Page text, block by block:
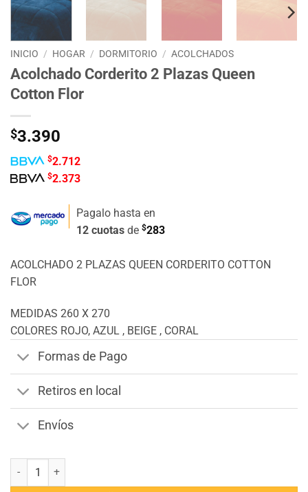
INICIO / HOGAR / DORMITORIO / ACOLCHADOS
Acolchado Corderito 2 Plazas Queen
Cotton Flor
$3.390
$2.712
$2.373
Pagalo hasta en
12 cuotas de $283
ACOLCHADO 2 PLAZAS QUEEN CORDERITO COTTON
FLOR
MEDIDAS 260 X 270
COLORES ROJO, AZUL , BEIGE , CORAL
Formas de Pago
Retiros en local
Envíos
Acolchado Corderito 2 Plazas Queen Cotton Flor cantidad